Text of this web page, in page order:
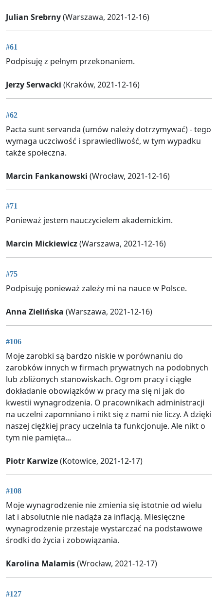
Julian Srebrny(Warszawa, 2021-12-16)
#61
Podpisuję z pełnym przekonaniem.
Jerzy Serwacki (Kraków, 2021-12-16)
#62
Pacta sunt servanda (umów należy dotrzymywać) - tego
wymaga uczciwość i sprawiedliwość, w tym wypadku
także społeczna.
Marcin Fankanowski (Wrocław, 2021-12-16)
#71
Ponieważ jestem nauczycielem akademickim.
Marcin Mickiewicz(Warszawa, 2021-12-16)
#75
Podpisuję ponieważ zależy mi na nauce w Polsce.
Anna Zielińska (Warszawa, 2021-12-16)
#106
Moje zarobki są bardzo niskie w porównaniu do
zarobków innych w firmach prywatnych na podobnych
lub zbliżonych stanowiskach. Ogrom pracy i ciągłe
dokładanie obowiązków w pracy ma się ni jak do
kwestii wynagrodzenia. O pracownikach administracji
na uczelni zapomniano i nikt się z nami nie liczy. A dzięki
naszej ciężkiej pracy uczelnia ta funkcjonuje. Ale nikt o
tym nie pamięta...
Piotr Karwize(Kotowice, 2021-12-17)
#108
Moje wynagrodzenie nie zmienia się istotnie od wielu
lat i absolutnie nie nadąża za inflacją. Miesięczne
wynagrodzenie przestaje wystarczać na podstawowe
środki do życia i zobowiązania.
Karolina Malamis(Wrocław, 2021-12-17)
#127